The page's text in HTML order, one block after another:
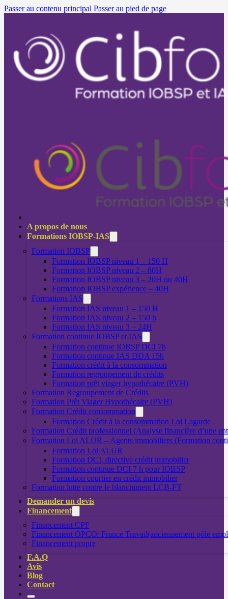
Passer au contenu principal Passer au pied de page
A propos de nous
Formations IOBSP-IAS
Formation IOBSP
Formation IOBSP niveau 1 – 150 H
Formation IOBSP niveau 2 – 80H
Formation IOBSP niveau 3 – 20H ou 40H
Formation IOBSP expérience – 40H
Formations IAS
Formation IAS niveau 1 – 150 H
Formation IAS niveau 2 – 150 h
Formation IAS niveau 3 – 24H
Formation continue IOBSP et IAS
Formation continue IOBSP DCI 7h
Formation continue IAS DDA 15h
Formation crédit à la consommation
Formation regroupement de crédits
Formation prêt viager hypothécaire (PVH)
Formation Regroupement de Crédits
Formation Prêt Viager Hypothécaire (PVH)
Formation Crédit consommation
Formation Crédit à la consommation Loi Lagarde
Formation Crédit professionnel (Analyse financière d’une
Formation Loi ALUR – Agents immobiliers (Formation
Formation Loi ALUR
Formation DCI, directive crédit immobilier
Formation continue DCI 7 h pour IOBSP
Formation courtier en crédit immobilier
Formation lutte contre le blanchiment LCB-FT
Demander un devis
Financement
Financement CPF
Financement OPCO/ France Travail(anciennement pôle
Financement propre
F.A.Q
Avis
Blog
Contact